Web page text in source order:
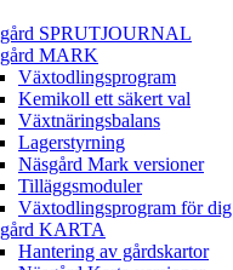
SPRUTJOURNAL
MARK
Växtodlingsprogram
Kemikoll ett säkert val
Växtnäringsbalans
Lagerstyrning
Näsgård Mark versioner
Tilläggsmoduler
Växtodlingsprogram för dig
KARTA
Hantering av gårdskartor